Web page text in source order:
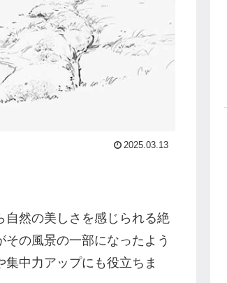
2025.03.13
然の美しさを感じられる絶
の風景の一部になったよう
中力アップにも役立ちま